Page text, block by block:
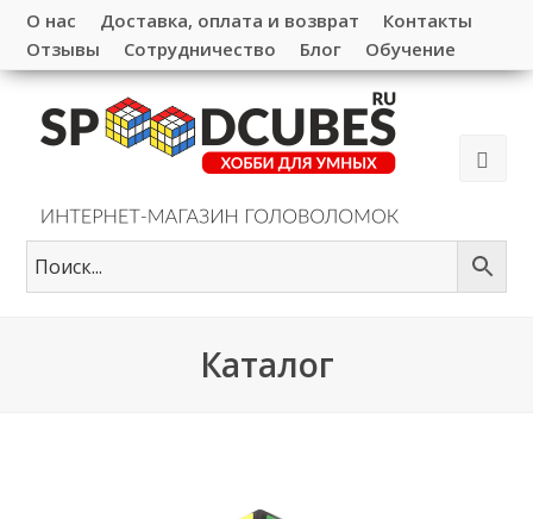
О нас Доставка, оплата и возврат
Контакты
Отзывы
Сотрудничество Блог Обучение
Каталог